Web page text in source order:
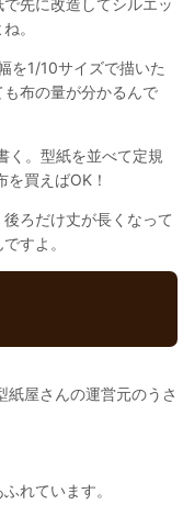
。
を1/10サイズで描いた
布の量が分かるんで
く。型紙を並べて定規
買えばOK！
ろだけ丈が長くなって
すよ。
屋さんの運営元のうさ
れています。